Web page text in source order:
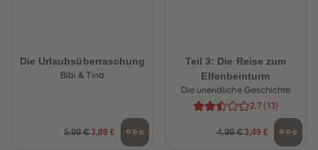
Die Urlaubsüberraschung
Bibi & Tina
5,99 €3,89 €
Teil 3: Die Reise zum
Elfenbeinturm
Die unendliche Geschichte
2.7 ( 13)
4,99 €3,49 €